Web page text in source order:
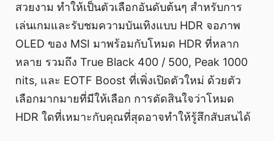
สวยงาม ทำให้เป็นตัวเลือกอันดับต้นๆ สำหรับการ
เล่นเกมและรับชมความบันเทิงแบบ HDR จอภาพ
OLED ของ MSI มาพร้อมกับโหมด HDR ที่หลาก
หลาย รวมถึง True Black 400 / 500, Peak 1000
nits, และ EOTF Boost ที่เพิ่งเปิดตัวใหม่ ด้วยตัว
เลือกมากมายที่มีให้เลือก การตัดสินใจว่าโหมด
HDR ใดที่เหมาะกับคุณที่สุดอาจทำให้รู้สึกสับสนได้